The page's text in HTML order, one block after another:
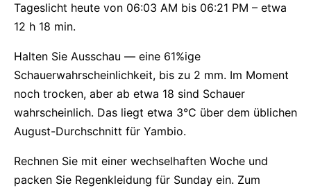
Tageslicht heute von 06:03 AM bis 06:21 PM – etwa
12 h 18 min.
Halten Sie Ausschau — eine 61%ige
Schauerwahrscheinlichkeit, bis zu 2 mm. Im Moment
noch trocken, aber ab etwa 18 sind Schauer
wahrscheinlich. Das liegt etwa 3°C über dem üblichen
August-Durchschnitt für Yambio.
Rechnen Sie mit einer wechselhaften Woche und
packen Sie Regenkleidung für Sunday ein. Zum